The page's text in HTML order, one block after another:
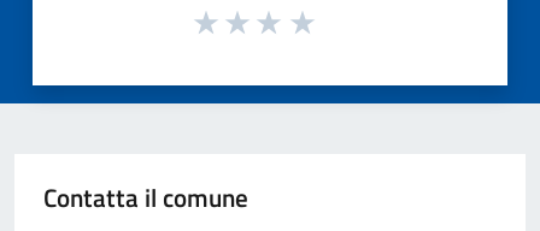
Contatta il comune